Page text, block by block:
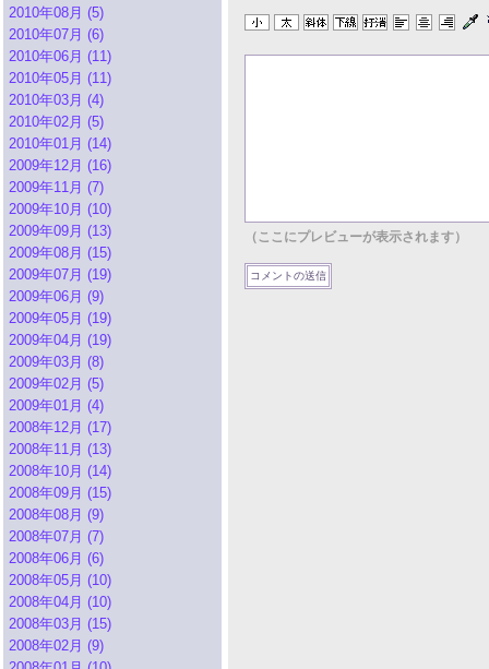
2010年08月 (5)
2010年07月 (6)
2010年06月 (11)
2010年05月 (11)
2010年03月 (4)
2010年02月 (5)
2010年01月 (14)
2009年12月 (16)
2009年11月 (7)
2009年10月 (10)
2009年09月 (13)
2009年08月 (15)
2009年07月 (19)
2009年06月 (9)
2009年05月 (19)
2009年04月 (19)
2009年03月 (8)
2009年02月 (5)
2009年01月 (4)
2008年12月 (17)
2008年11月 (13)
2008年10月 (14)
2008年09月 (15)
2008年08月 (9)
2008年07月 (7)
2008年06月 (6)
2008年05月 (10)
2008年04月 (10)
2008年03月 (15)
2008年02月 (9)
（ここにプレビューが表示されます）